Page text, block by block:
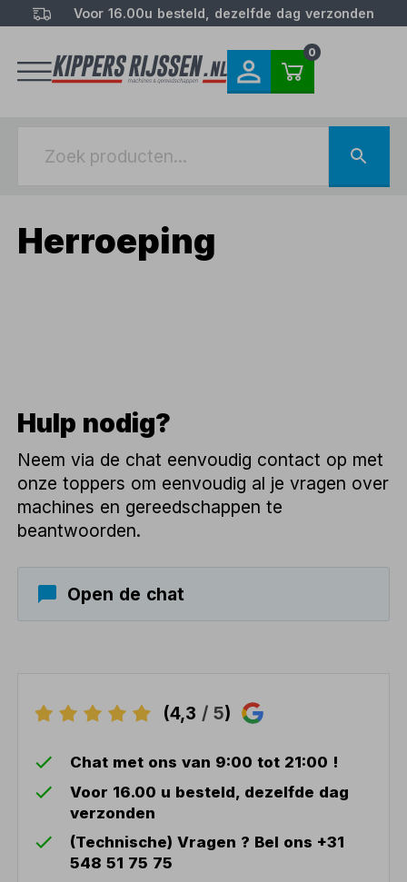
Voor 16.00u besteld, dezelfde dag verzonden
0
Herroeping
Hulp nodig?
Neem via de chat eenvoudig contact op met
onze toppers om eenvoudig al je vragen over
machines en gereedschappen te
beantwoorden.
Open de chat
(4,3 / 5)
Chat met ons van 9:00 tot 21:00 !
Voor 16.00 u besteld, dezelfde dag
verzonden
(Technische) Vragen ? Bel ons +31
548 51 75 75